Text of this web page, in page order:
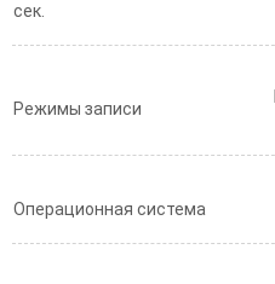
сек.
Режимы записи
Операционная система